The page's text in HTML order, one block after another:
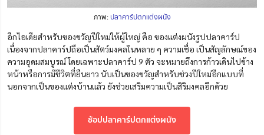
ภาพ: ปลาคาร์ปตกแต่งผนัง
อีกไอเดียสำหรับของขวัญปีใหม่ให้ผู้ใหญ่ คือ ของแต่งผนังรูปปลาคาร์ป
เนื่องจากปลาคาร์ปถือเป็นสัตว์มงคลในหลาย ๆ ความเชื่อ เป็นสัญลักษณ์ของ
ความอุดมสมบูรณ์ โดยเฉพาะปลาคาร์ป 9 ตัว จะหมายถึงการก้าวเดินไปข้าง
หน้าหรือการมีชีวิตที่ยืนยาว นับเป็นของขวัญสำหรับช่วงปีใหม่อีกแบบที่
นอกจากเป็นของแต่งบ้านแล้ว ยังช่วยเสริมความเป็นสิริมงคลอีกด้วย
ช้อปปลาคาร์ปตกแต่งผนัง